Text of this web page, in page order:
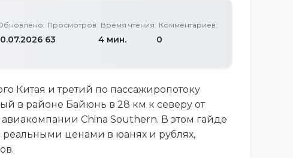
Просмотров:
63
Время чтения:
4 мин.
Комментариев:
0
Китая и третий по пассажиропотоку
в районе Байюнь в 28 км к северу от
авиакомпании China Southern. В этом гайде
реальными ценами в юанях и рублях,